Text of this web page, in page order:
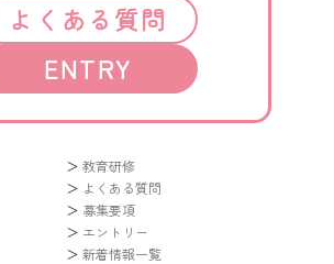
よくある質問
ENTRY
教育研修
よくある質問
募集要項
エントリー
新着情報一覧